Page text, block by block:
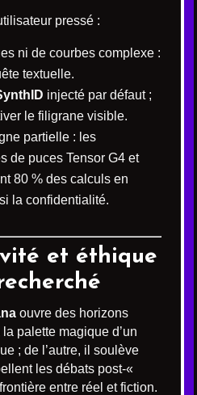
pressé :
ni de courbes complexe :
textuelle.
injecté par défaut ;
le filigrane visible.
partielle : les
de puces Tensor G4 et
80 % des calculs en
la confidentialité.
et éthique
ouvre des horizons
palette magique d’un
; de l’autre, il soulève
les débats post-«
entre réel et fiction.